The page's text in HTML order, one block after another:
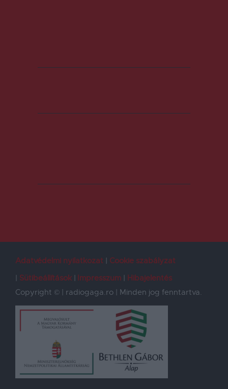
Adatvédelmi nyilatkozat
Cookie szabályzat
Sütibeállítások
Impresszum
Hibajelentés
Copyright © | radiogaga.ro | Minden jog fenntartva.